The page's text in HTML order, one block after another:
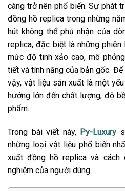
càng trở nên phổ biến. Sự phát
đồng hồ replica trong những
hút không thể phủ nhận của
replica, đặc biệt là những
mức độ tinh xảo cao, mô
tiết và tính năng của bản gốc.
vậy, vật liệu sản xuất là một
hưởng lớn đến chất lượng, độ
phẩm.
Trong bài viết này, Py-Luxury
những loại vật liệu phổ biến
xuất đồng hồ replica và cách
nghiệm của người dùng.